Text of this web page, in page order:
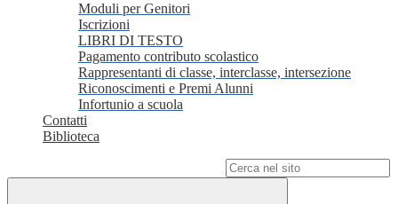
Moduli per Genitori
Iscrizioni
LIBRI DI TESTO
Pagamento contributo scolastico
Rappresentanti di classe, interclasse, intersezione
Riconoscimenti e Premi Alunni
Infortunio a scuola
Contatti
Biblioteca